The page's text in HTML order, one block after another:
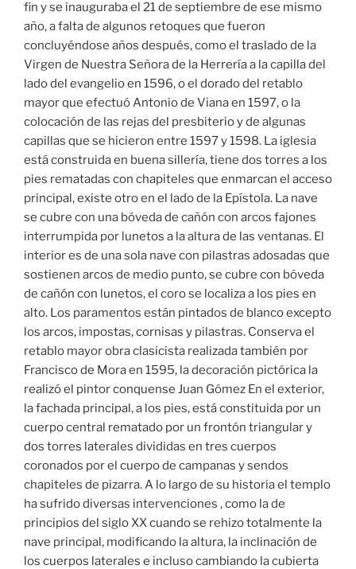
fin y se inauguraba el 21 de septiembre de ese mismo
año, a falta de algunos retoques que fueron
concluyéndose años después, como el traslado de la
Virgen de Nuestra Señora de la Herrería a la capilla del
lado del evangelio en 1596, o el dorado del retablo
mayor que efectuó Antonio de Viana en 1597, o la
colocación de las rejas del presbiterio y de algunas
capillas que se hicieron entre 1597 y 1598. La iglesia
está construida en buena sillería, tiene dos torres a los
pies rematadas con chapiteles que enmarcan el acceso
principal, existe otro en el lado de la Epístola. La nave
se cubre con una bóveda de cañón con arcos fajones
interrumpida por lunetos a la altura de las ventanas. El
interior es de una sola nave con pilastras adosadas que
sostienen arcos de medio punto, se cubre con bóveda
de cañón con lunetos, el coro se localiza a los pies en
alto. Los paramentos están pintados de blanco excepto
los arcos, impostas, cornisas y pilastras. Conserva el
retablo mayor obra clasicista realizada también por
Francisco de Mora en 1595, la decoración pictórica la
realizó el pintor conquense Juan Gómez En el exterior,
la fachada principal, a los pies, está constituida por un
cuerpo central rematado por un frontón triangular y
dos torres laterales divididas en tres cuerpos
coronados por el cuerpo de campanas y sendos
chapiteles de pizarra. A lo largo de su historia el templo
ha sufrido diversas intervenciones , como la de
principios del siglo XX cuando se rehizo totalmente la
nave principal, modificando la altura, la inclinación de
los cuerpos laterales e incluso cambiando la cubierta